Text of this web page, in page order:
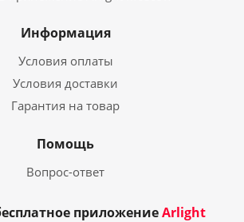
Информация
Условия оплаты
Условия доставки
Гарантия на товар
Помощь
Вопрос-ответ
приложениеArlight